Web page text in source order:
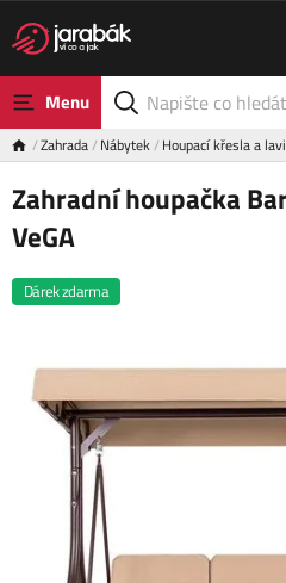
Menu
Zahrada Nábytek Houpací křesla a
Zahradní houpačka
VeGA
Dárek zdarma